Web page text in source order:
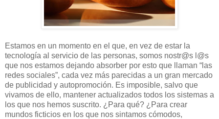
Estamos en un momento en el que, en vez de estar la
tecnología al servicio de las personas, somos nostr@s l@s
que nos estamos dejando absorber por esto que llaman “las
redes sociales”, cada vez más parecidas a un gran mercado
de publicidad y autopromoción. Es imposible, salvo que
vivamos de ello, mantener actualizados todos los sistemas a
los que nos hemos suscrito. ¿Para qué? ¿Para crear
mundos ficticios en los que nos sintamos cómodos,